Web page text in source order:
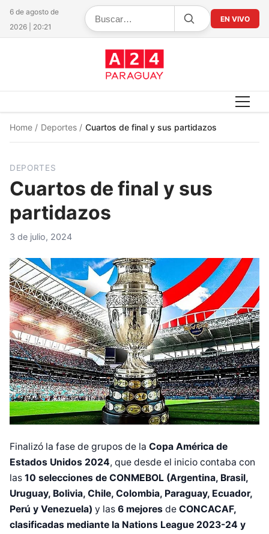
6 de agosto de
2026 | 20:21
EN VIVO
Home / Deportes / Cuartos de final y sus partidazos
DEPORTES
Cuartos de final y sus
partidazos
3 de julio, 2024
Finalizó la fase de grupos de la Copa América de
Estados Unidos 2024, que desde el inicio contaba con
las 10 selecciones de CONMEBOL (Argentina, Brasil,
Uruguay, Bolivia, Chile, Colombia, Paraguay, Ecuador,
Perú y Venezuela) y las 6 mejores de CONCACAF,
clasificadas mediante la Nations League 2023-24 y